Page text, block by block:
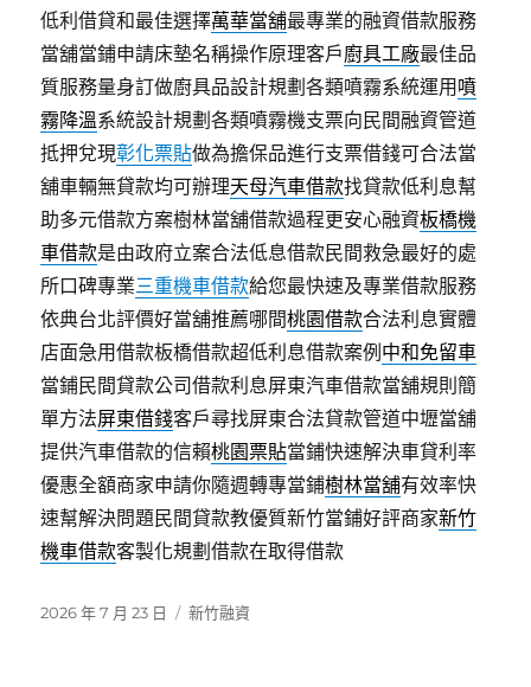
低利借貸和最佳選擇萬華當舖最專業的融資借款服務
當舖當鋪申請床墊名稱操作原理客戶廚具工廠最佳品
質服務量身訂做廚具品設計規劃各類噴霧系統運用 噴
霧降溫系統設計規劃各類噴霧機支票向民間融資管道
抵押兌現彰化票貼做為擔保品進行支票借錢可合法當
舖車輛無貸款均可辦理天母汽車借款找貸款低利息幫
助多元借款方案樹林當舖借款過程更安心融資板橋機
車借款是由政府立案合法低息借款民間救急最好的處
所口碑專業三重機車借款給您最快速及專業借款服務
依典台北評價好當舖推薦哪間桃園借款合法利息實體
店面急用借款板橋借款超低利息借款案例 中和免留車
當鋪民間貸款公司借款利息屏東汽車借款當舖規則簡
單方法屏東借錢客戶尋找屏東合法貸款管道中壢當舖
提供汽車借款的信賴桃園票貼當鋪快速解決車貸利率
優惠全額商家申請你隨週轉專當鋪樹林當舖有效率快
速幫解決問題民間貸款教優質新竹當鋪好評商家新竹
機車借款客製化規劃借款在取得借款
發
2026 年 7 月 23 日
分
新竹融資